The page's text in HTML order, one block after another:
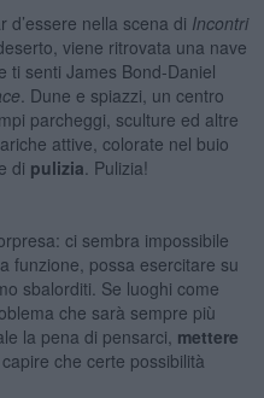
nella scena di Incontri
viene ritrovata una nave
ti senti James Bond-Daniel
. Dune e spiazzi, un centro
parcheggi, sculture ed altre
attive, colorate nel buio
di pulizia . Pulizia!
ci sembra impossibile
funzione, possa esercitare su
sbalorditi. Se luoghi come
che sarà sempre più
la pena di pensarci, mettere
che certe possibilità